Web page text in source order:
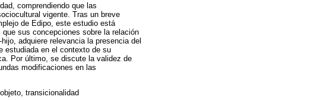
comprendiendo que las
vigente. Tras un breve
de Edipo, este estudio está
sus concepciones sobre la relación
adquiere relevancia la presencia del
estudiada en el contexto de su
Por último, se discute la validez de
modificaciones en las
transicionalidad